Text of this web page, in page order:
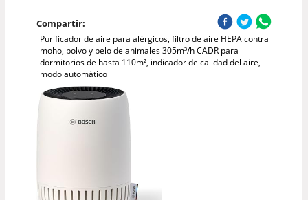
Compartir:
Purificador de aire para alérgicos, filtro de aire HEPA contra
moho, polvo y pelo de animales 305m³/h CADR para
dormitorios de hasta 110m², indicador de calidad del aire,
modo automático